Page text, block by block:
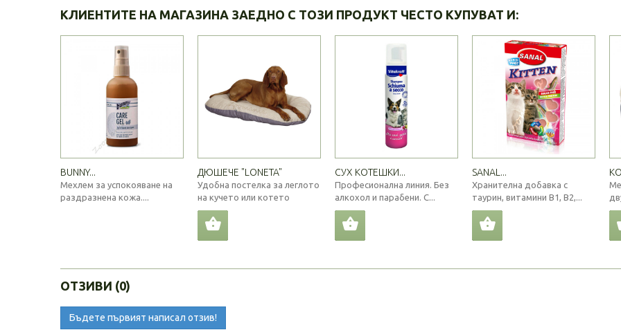
КЛИЕНТИТЕ НА МАГАЗИНА ЗАЕДНО С ТОЗИ ПРОДУКТ ЧЕСТО КУПУВАТ И:
BUNNY...
Мехлем за успокояване на
раздразнена кожа....
ДЮШЕЧЕ "LONETA"
Удобна постелка за леглото
на кучето или котето
СУХ КОТЕШКИ...
Професионална линия. Без
алкохол и парабени. С...
SANAL...
Хранителна добавка с
таурин, витамини В1, В2,...
ОТЗИВИ (0)
Бъдете първият написал отзив!